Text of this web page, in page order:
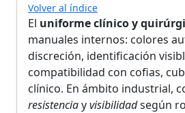
Volver al índice
El uniforme clínico y
manuales internos: colores
discreción, identificación
compatibilidad con cofias,
clínico. En ámbito industrial,
resistenciayvisibilidadsegún